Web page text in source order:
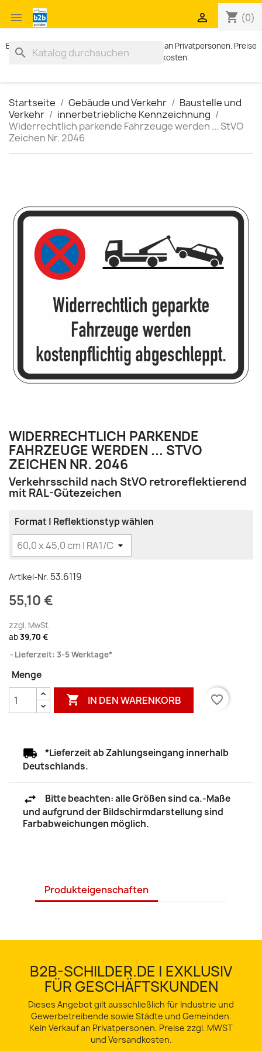
 shopping_cart (0)

Exklusiv für Geschäftskunden. Kein Verkauf an Privatpersonen. Preise
zzgl. MWST und Versandkosten.
search
Startseite Gebäude und Verkehr
Baustelle und
Verkehr
innerbetriebliche Kennzeichnung
Widerrechtlich parkende Fahrzeuge werden ... StVO
Zeichen Nr. 2046
WIDERRECHTLICH PARKENDE
FAHRZEUGE WERDEN ... STVO
ZEICHEN NR. 2046
Verkehrsschild nach StVO retroreflektierend
mit RAL-Gütezeichen
Format | Reflektionstyp wählen
Artikel-Nr. 53.6119
55,10 €
zzgl. MwSt.
ab39,70 €
Lieferzeit: 3-5 Werktage*
Menge
 IN DEN WARENKORB favorite_border
*Lieferzeit ab Zahlungseingang innerhalb
Deutschlands.
Bitte beachten: alle Größen sind ca.-Maße
und aufgrund der Bildschirmdarstellung sind
Farbabweichungen möglich.
Produkteigenschaften
B2B-SCHILDER.DE | EXKLUSIV
FÜR GESCHÄFTSKUNDEN
Dieses Angebot gilt ausschließlich für Industrie und
Gewerbetreibende sowie Städte und Gemeinden.
Kein Verkauf an Privatpersonen. Preise zzgl. MWST
und Versandkosten.